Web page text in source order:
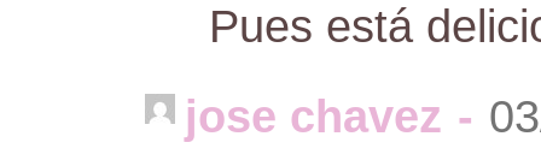
Pues está
jose chavez -